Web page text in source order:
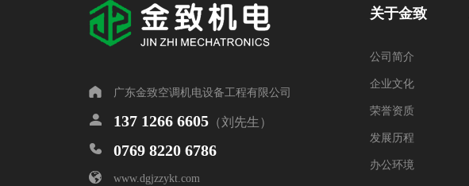
广东金致空调机电设备工程有限公司
137 1266 6605 （刘先生）
0769 8220 6786
www.dgjzzykt.com
关于金致
公司简介
企业文化
荣誉资质
发展历程
办公环境